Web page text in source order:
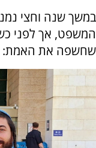
במשך שנה וחצי
המשפט, אך לפני
שחשפה את האמת: